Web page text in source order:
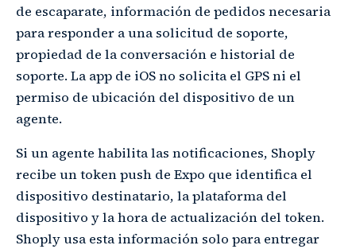
de escaparate, información de pedidos necesaria
para responder a una solicitud de soporte,
propiedad de la conversación e historial de
soporte. La app de iOS no solicita el GPS ni el
permiso de ubicación del dispositivo de un
agente.
Si un agente habilita las notificaciones, Shoply
recibe un token push de Expo que identifica el
dispositivo destinatario, la plataforma del
dispositivo y la hora de actualización del token.
Shoply usa esta información solo para entregar